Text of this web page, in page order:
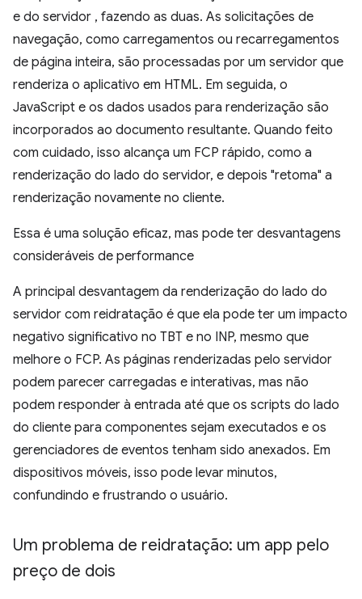
e do servidor , fazendo as duas. As solicitações de
navegação, como carregamentos ou recarregamentos
de página inteira, são processadas por um servidor que
renderiza o aplicativo em HTML. Em seguida, o
JavaScript e os dados usados para renderização são
incorporados ao documento resultante. Quando feito
com cuidado, isso alcança um FCP rápido, como a
renderização do lado do servidor, e depois "retoma" a
renderização novamente no cliente.
Essa é uma solução eficaz, mas pode ter desvantagens
consideráveis de performance
A principal desvantagem da renderização do lado do
servidor com reidratação é que ela pode ter um impacto
negativo significativo no TBT e no INP, mesmo que
melhore o FCP. As páginas renderizadas pelo servidor
podem parecer carregadas e interativas, mas não
podem responder à entrada até que os scripts do lado
do cliente para componentes sejam executados e os
gerenciadores de eventos tenham sido anexados. Em
dispositivos móveis, isso pode levar minutos,
confundindo e frustrando o usuário.
Um problema de reidratação: um app pelo
preço de dois